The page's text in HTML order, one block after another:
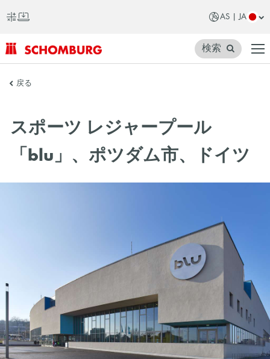
AS | JA
SCHOMBURG
ジ
検索
戻る
スポーツ レジャープール
「blu」、ポツダム市、ドイツ